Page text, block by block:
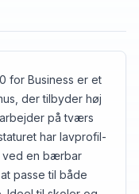
for Business er et
der tilbyder høj
på tværs
har lavprofil-
ved en bærbar
passe til både